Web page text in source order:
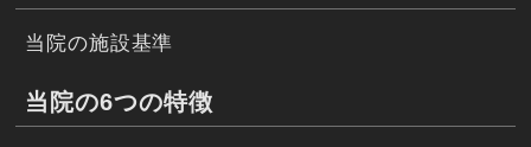
当院の施設基準
当院の6つの特徴